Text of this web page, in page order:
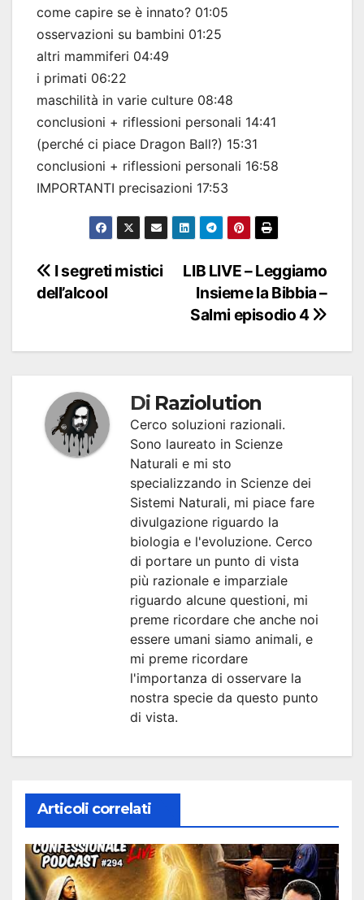
come capire se è innato? 01:05
osservazioni su bambini 01:25
altri mammiferi 04:49
i primati 06:22
maschilità in varie culture 08:48
conclusioni + riflessioni personali 14:41
(perché ci piace Dragon Ball?) 15:31
conclusioni + riflessioni personali 16:58
IMPORTANTI precisazioni 17:53
Navigazione
articoli
LIB LIVE – Leggiamo
Insieme la Bibbia –
Salmi episodio 4
I segreti mistici
dell’alcool
Di Raziolution
Cerco soluzioni razionali.
Sono laureato in Scienze
Naturali e mi sto
specializzando in Scienze dei
Sistemi Naturali, mi piace fare
divulgazione riguardo la
biologia e l'evoluzione. Cerco
di portare un punto di vista
più razionale e imparziale
riguardo alcune questioni, mi
preme ricordare che anche noi
essere umani siamo animali, e
mi preme ricordare
l'importanza di osservare la
nostra specie da questo punto
di vista.
Articoli correlati